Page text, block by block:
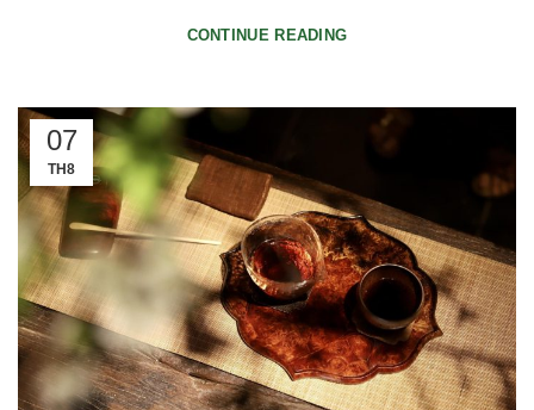
CONTINUE READING
07
TH8